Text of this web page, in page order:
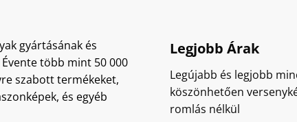
gyártásának és
több mint 50 000
szabott termékeket,
és egyéb
Legjobb Árak
Legújabb és legjobb
köszönhetően
romlás nélkül